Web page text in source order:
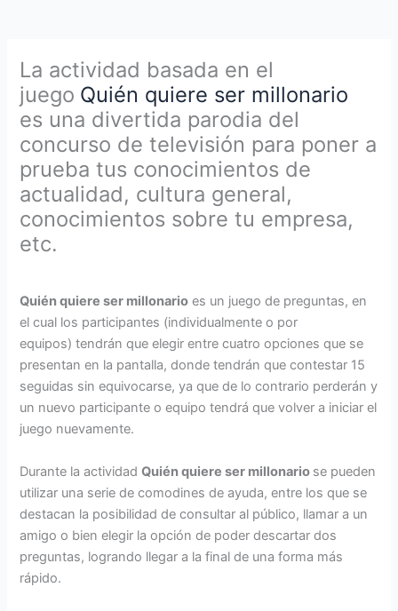
La actividad basada en el
juego Quién quiere ser millonario
es una divertida parodia del
concurso de televisión para poner a
prueba tus conocimientos de
actualidad, cultura general,
conocimientos sobre tu empresa,
etc.
Quién quiere ser millonario es un juego de preguntas, en
el cual los participantes (individualmente o por
equipos) tendrán que elegir entre cuatro opciones que se
presentan en la pantalla, donde tendrán que contestar 15
seguidas sin equivocarse, ya que de lo contrario perderán y
un nuevo participante o equipo tendrá que volver a iniciar el
juego nuevamente.
Durante la actividadQuién quiere ser millonario se pueden
utilizar una serie de comodines de ayuda, entre los que se
destacan la posibilidad de consultar al público, llamar a un
amigo o bien elegir la opción de poder descartar dos
preguntas, logrando llegar a la final de una forma más
rápido.